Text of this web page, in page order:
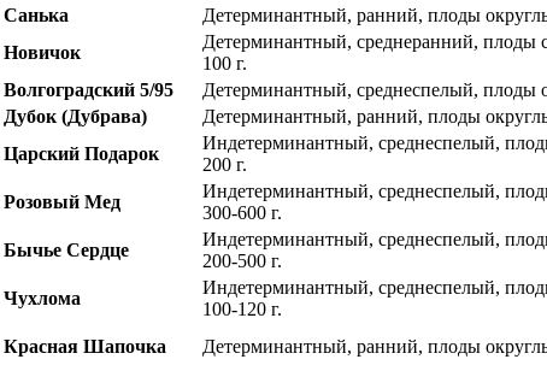
Санька
Детерминантный, ранний, плоды
Новичок
Детерминантный, среднеранний, плоды
100 г.
Волгоградский 5/95
Детерминантный, среднеспелый, плоды
Дубок (Дубрава)
Детерминантный, ранний, плоды
Царский Подарок
Индетерминантный, среднеспелый,
200 г.
Розовый Мед
Индетерминантный, среднеспелый,
300-600 г.
Бычье Сердце
Индетерминантный, среднеспелый,
200-500 г.
Чухлома
Индетерминантный, среднеспелый,
100-120 г.
Красная Шапочка Детерминантный, ранний, плоды